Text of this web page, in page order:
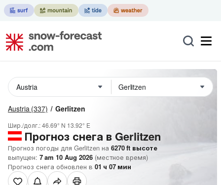
Austria (337) Gerlitzen
Шир./долг.:46.69° N 13.92° E
Прогноз снега в Gerlitzen
Прогноз погоды для Gerlitzen на 6270ft высоте
выпущен: 7 am 10 Aug 2026 (местное время)
Прогноз снега обновлен в 01 ч 07 мин